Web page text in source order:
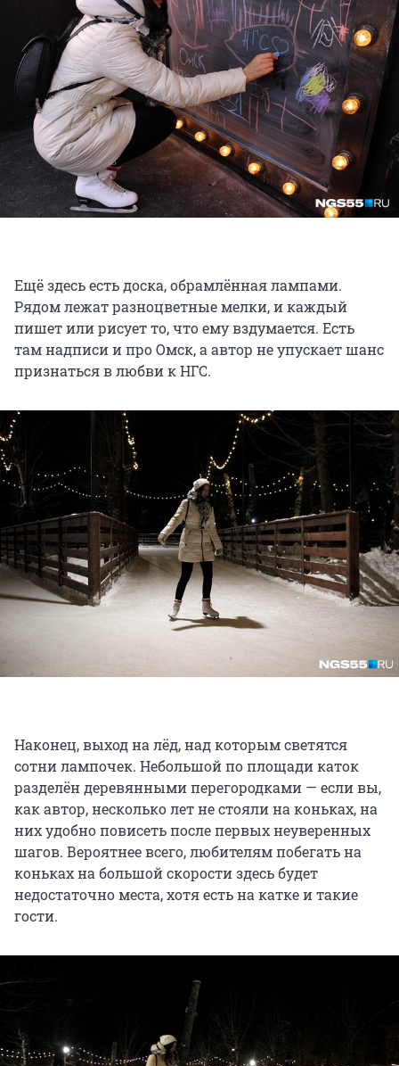
Ещё здесь есть доска, обрамлённая лампами.
Рядом лежат разноцветные мелки, и каждый
пишет или рисует то, что ему вздумается. Есть
там надписи и про Омск, а автор не упускает шанс
признаться в любви к НГС.
Наконец, выход на лёд, над которым светятся
сотни лампочек. Небольшой по площади каток
разделён деревянными перегородками — если вы,
как автор, несколько лет не стояли на коньках, на
них удобно повисеть после первых неуверенных
шагов. Вероятнее всего, любителям побегать на
коньках на большой скорости здесь будет
недостаточно места, хотя есть на катке и такие
гости.